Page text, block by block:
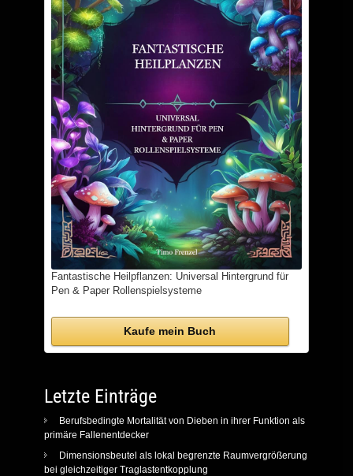
Fantastische Heilpflanzen: Universal Hintergrund für
Pen & Paper Rollenspielsysteme
Kaufe mein Buch
Letzte Einträge
Berufsbedingte Mortalität von Dieben in ihrer Funktion als
primäre Fallenentdecker
Dimensionsbeutel als lokal begrenzte Raumvergrößerung
bei gleichzeitiger Traglastentkopplung